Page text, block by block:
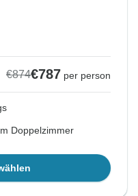
€874€787 per person
Doppelzimmer